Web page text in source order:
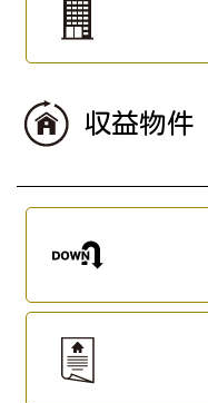
収益物件